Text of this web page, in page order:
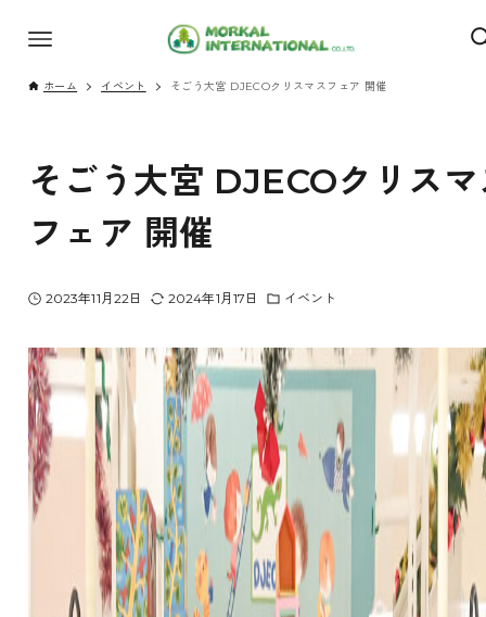
ホーム イベント そごう大宮 DJECOクリスマスフェア 開催
そごう大宮 DJECOクリス
フェア 開催
2023年11月22日 2024年1月17日 イベント